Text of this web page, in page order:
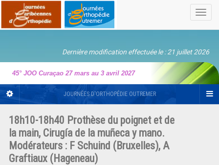
Dernière modification effectuée le : 21 juillet 2026
45° JOO Curaçao 27 mars au 3 avril 2027
JOURNÉES D'ORTHOPÉDIE OUTREMER
18h10-18h40 Prothèse du poignet et de
la main, Cirugía de la muñeca y mano.
Modérateurs : F Schuind (Bruxelles), A
Graftiaux (Hageneau)